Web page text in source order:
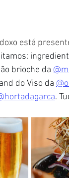
está
brioche da
do Viso da
.